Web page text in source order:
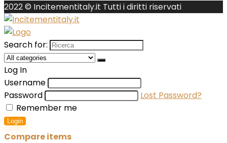
2022 © Incitementitaly.it Tutti i diritti riservati
Search for:
Log In
Username
Password
Lost Password?
Remember me
Login
Compare items